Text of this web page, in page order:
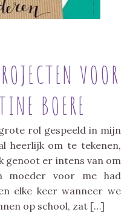
VOOR
BOERE
rol gespeeld in mijn
heerlijk om te tekenen,
genoot er intens van om
moeder voor me had
elke keer wanneer we
op school, zat […]